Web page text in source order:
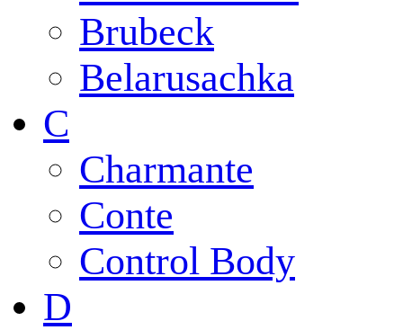
Brubeck
Belarusachka
C
Charmante
Conte
Control Body
D